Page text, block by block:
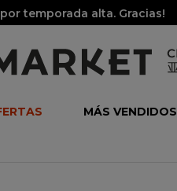
temporada alta. Gracias!
MÁS VENDIDOS